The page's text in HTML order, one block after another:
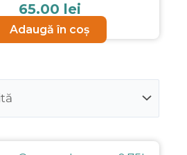
65.00 lei
Adaugă în coș